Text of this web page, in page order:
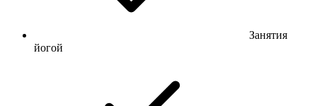
Занятия
йогой